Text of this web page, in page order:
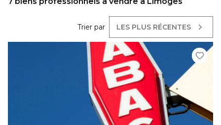
Trier par LES PLUS RÉCENTES